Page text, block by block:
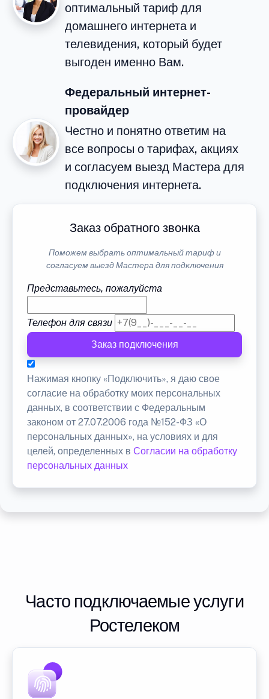
оптимальный тариф для
домашнего интернета и
телевидения, который будет
выгоден именно Вам.
Федеральный интернет-
провайдер
Честно и понятно ответим на
все вопросы о тарифах, акциях
и согласуем выезд Мастера для
подключения интернета.
Заказ обратного звонка
Поможем выбрать оптимальный тариф и
согласуем выезд Мастера для подключения
Представьтесь, пожалуйста
Телефон для связи
Заказ подключения
Нажимая кнопку «Подключить», я даю свое
согласие на обработку моих персональных
данных, в соответствии с Федеральным
законом от 27.07.2006 года №152-ФЗ «О
персональных данных», на условиях и для
целей, определенных в Согласии на обработку
персональных данных
Часто подключаемые услуги
Ростелеком